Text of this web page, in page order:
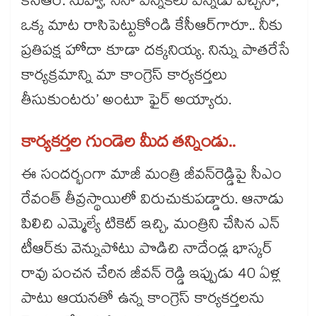
ఒక్క మాట రాసిపెట్టుకోండి కేసీఆర్​గారూ.. నీకు
ప్రతిపక్ష హోదా కూడా దక్కనియ్య. నిన్ను పాతరేసే
కార్యక్రమాన్ని మా కాంగ్రెస్ కార్యకర్తలు
తీసుకుంటరు’ అంటూ ఫైర్​ అయ్యారు.
కార్యకర్తల గుండెల మీద తన్నిండు..
ఈ సందర్భంగా మాజీ మంత్రి జీవన్​రెడ్డిపై సీఎం
రేవంత్​ తీవ్రస్థాయిలో విరుచుకుపడ్డారు. ఆనాడు
పిలిచి ఎమ్మెల్యే టికెట్​ ఇచ్చి, మంత్రిని చేసిన ఎన్​
టీఆర్​కు వెన్నుపోటు పొడిచి నాదేండ్ల భాస్కర్
రావు పంచన చేరిన జీవన్ రెడ్డి ఇప్పుడు 40 ఏళ్ల
పాటు ఆయనతో ఉన్న కాంగ్రెస్ కార్యకర్తలను